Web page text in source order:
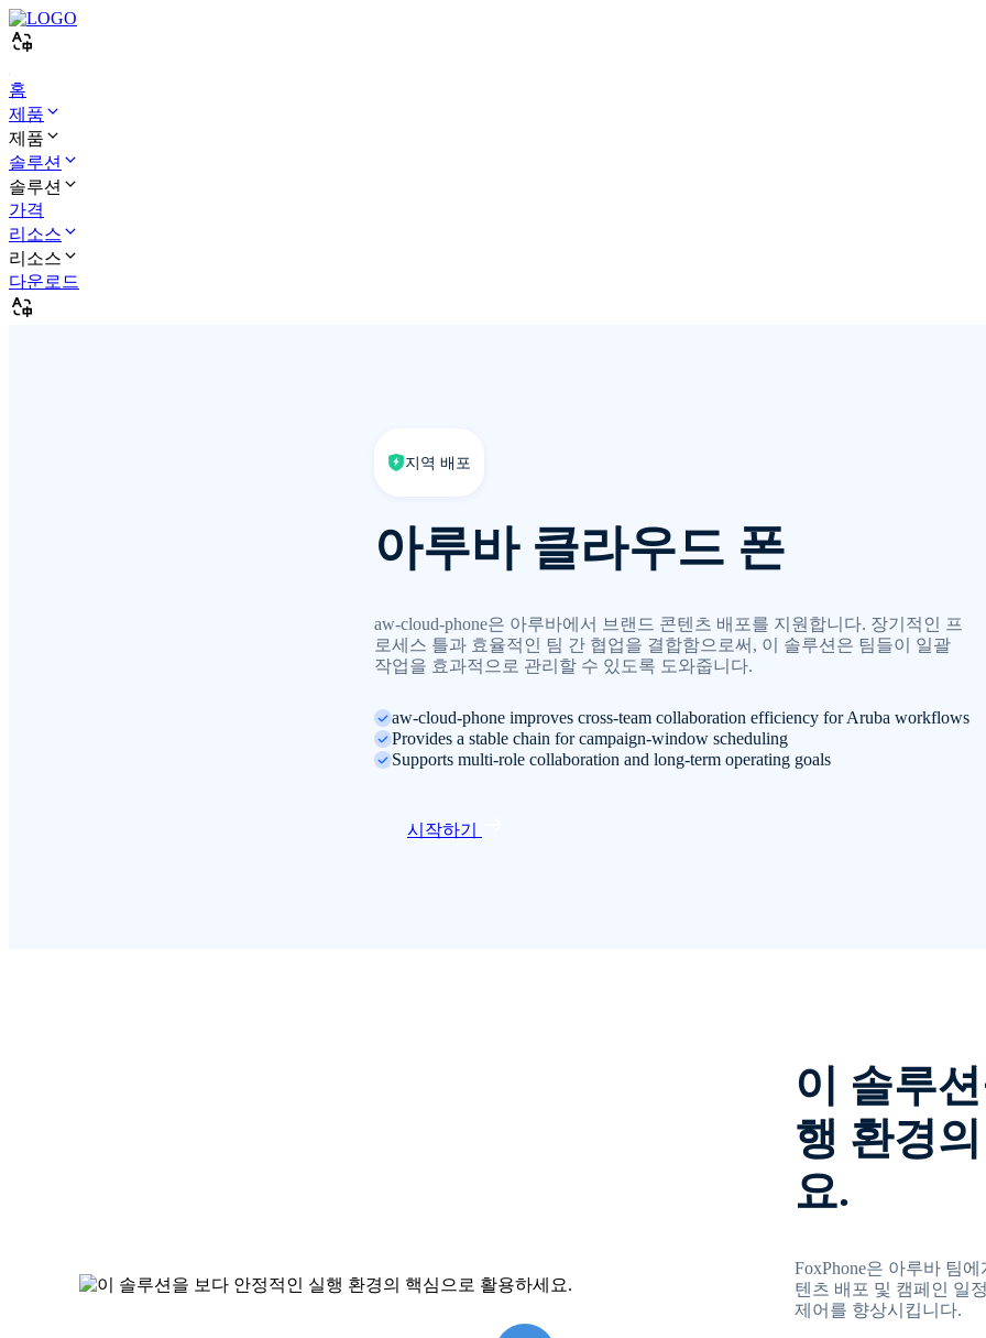
홈
제품
제품
솔루션
솔루션
가격
리소스
리소스
다운로드
지역 배포
아루바 클라우드 폰
aw-cloud-phone은 아루바에서 브랜드 콘텐츠 배포를 지원합니다. 장기적인 프
로세스 틀과 효율적인 팀 간 협업을 결합함으로써, 이 솔루션은 팀들이 일괄
작업을 효과적으로 관리할 수 있도록 도와줍니다.
aw-cloud-phone improves cross-team collaboration efficiency for Aruba workflows
Provides a stable chain for campaign-window scheduling
Supports multi-role collaboration and long-term operating goals
시작하기
이 솔루
행 환경
요.
FoxPhone은 아루바 팀
텐츠 배포 및 캠페인 일
제어를 향상시킵니다.